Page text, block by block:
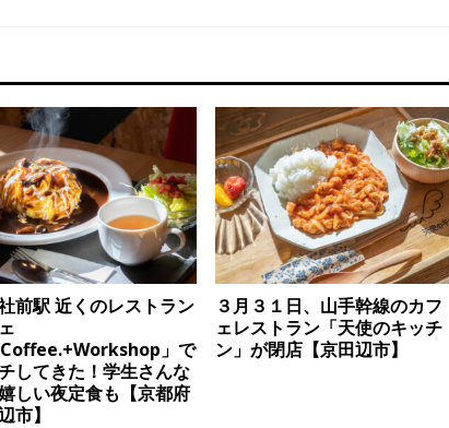
前駅 近くのレストラン
」で
してきた！学生さんな
しい夜定食も【京都府
市】
３月３１日、山手幹線のカフ
ェレストラン「天使のキッチ
ン」が閉店【京田辺市】